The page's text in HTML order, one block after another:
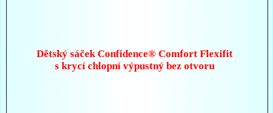
Dětský sáček Confidence® Comfort Flexifit
s krycí chlopní výpustný bez otvoru